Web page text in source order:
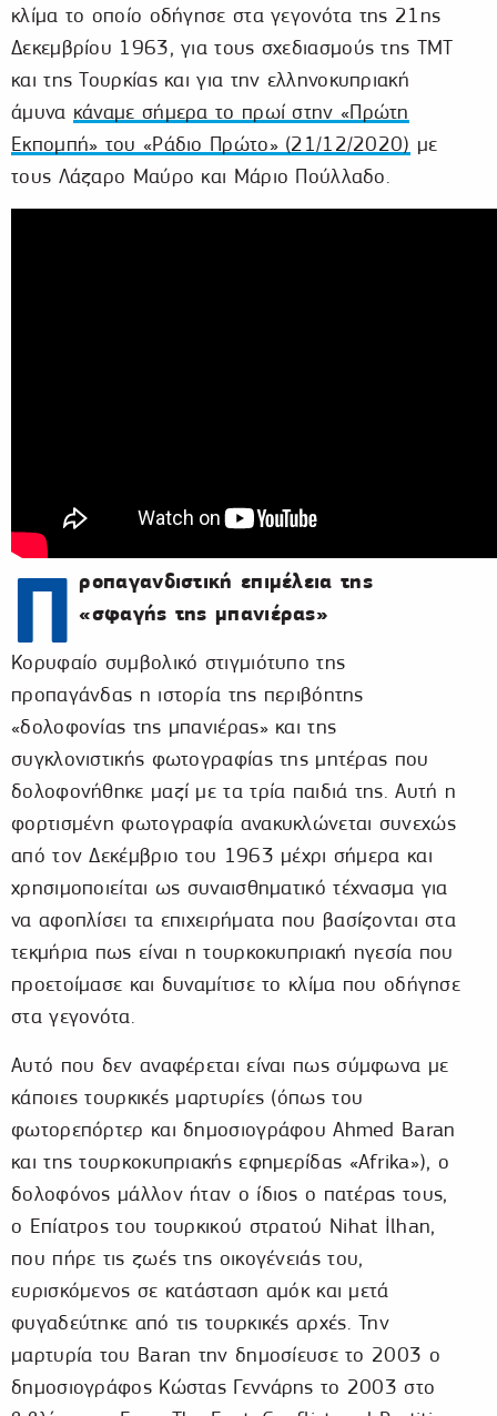
κλίμα το οποίο οδήγησε στα γεγονότα της 21ης
Δεκεμβρίου 1963, για τους σχεδιασμούς της ΤΜΤ
και της Τουρκίας και για την ελληνοκυπριακή
άμυνα κάναμε σήμερα το πρωί στην «Πρώτη
Εκπομπή» του «Ράδιο Πρώτο» (21/12/2020) με
τους Λάζαρο Μαύρο και Μάριο Πούλλαδο.
Π ροπαγανδιστική επιμέλεια της
«σφαγής της μπανιέρας»
Κορυφαίο συμβολικό στιγμιότυπο της
προπαγάνδας η ιστορία της περιβόητης
«δολοφονίας της μπανιέρας» και της
συγκλονιστικής φωτογραφίας της μητέρας που
δολοφονήθηκε μαζί με τα τρία παιδιά της. Αυτή η
φορτισμένη φωτογραφία ανακυκλώνεται συνεχώς
από τον Δεκέμβριο του 1963 μέχρι σήμερα και
χρησιμοποιείται ως συναισθηματικό τέχνασμα για
να αφοπλίσει τα επιχειρήματα που βασίζονται στα
τεκμήρια πως είναι η τουρκοκυπριακή ηγεσία που
προετοίμασε και δυναμίτισε το κλίμα που οδήγησε
στα γεγονότα.
Αυτό που δεν αναφέρεται είναι πως σύμφωνα με
κάποιες τουρκικές μαρτυρίες (όπως του
φωτορεπόρτερ και δημοσιογράφου Ahmed Baran
και της τουρκοκυπριακής εφημερίδας «Afrika»), ο
δολοφόνος μάλλον ήταν ο ίδιος ο πατέρας τους,
ο Επίατρος του τουρκικού στρατού Nihat İlhan,
που πήρε τις ζωές της οικογένειάς του,
ευρισκόμενος σε κατάσταση αμόκ και μετά
φυγαδεύτηκε από τις τουρκικές αρχές. Την
μαρτυρία του Baran την δημοσίευσε το 2003 ο
δημοσιογράφος Κώστας Γεννάρης το 2003 στο